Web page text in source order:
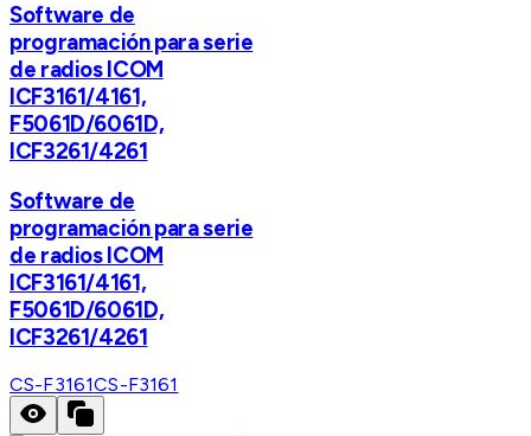
Software de
programación para serie
de radios ICOM
ICF3161/4161,
F5061D/6061D,
ICF3261/4261
Software de
programación para serie
de radios ICOM
ICF3161/4161,
F5061D/6061D,
ICF3261/4261
CS-F3161CS-F3161